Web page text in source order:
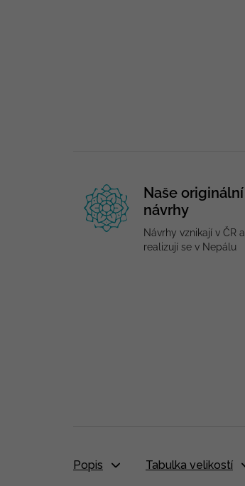
Naše originální
návrhy
Návrhy vznikají v ČR a
realizují se v Nepálu
Popis Tabulka velikostí